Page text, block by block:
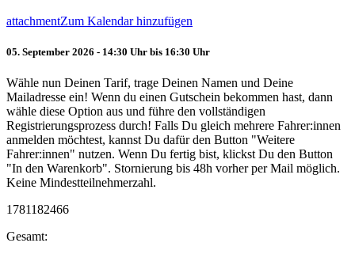
attachmentZum Kalendar hinzufügen
05. September 2026 - 14:30 Uhr bis 16:30 Uhr
Wähle nun Deinen Tarif, trage Deinen Namen und Deine
Mailadresse ein! Wenn du einen Gutschein bekommen hast, dann
wähle diese Option aus und führe den vollständigen
Registrierungsprozess durch! Falls Du gleich mehrere Fahrer:innen
anmelden möchtest, kannst Du dafür den Button "Weitere
Fahrer:innen" nutzen. Wenn Du fertig bist, klickst Du den Button
"In den Warenkorb". Stornierung bis 48h vorher per Mail möglich.
Keine Mindestteilnehmerzahl.
1781182466
Gesamt: